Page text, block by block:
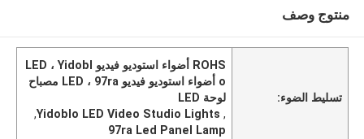
منتوج وصف
تسليط الضوء:
ROHS أضواء استوديو فيديو LED ، Yidobl
o أضواء استوديو فيديو LED ، 97ra مصباح
لوحة LED
,
Yidoblo LED Video Studio Lights
,
97ra Led Panel Lamp